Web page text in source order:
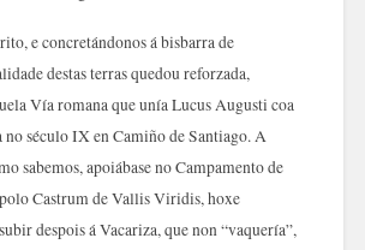
e concretándonos á bisbarra de
destas terras quedou reforzada,
Vía romana que unía Lucus Augusti coa
no século IX en Camiño de Santiago. A
sabemos, apoiábase no Campamento de
Castrum de Vallis Viridis, hoxe
despois á Vacariza, que non “vaquería”,